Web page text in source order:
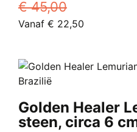
€45,00
Oorspronkelijke
€ 45,00.
Vanaf € 22,50
Vanaf
heeft
meerdere
Deze
optie
Golden Healer
steen, circa 6